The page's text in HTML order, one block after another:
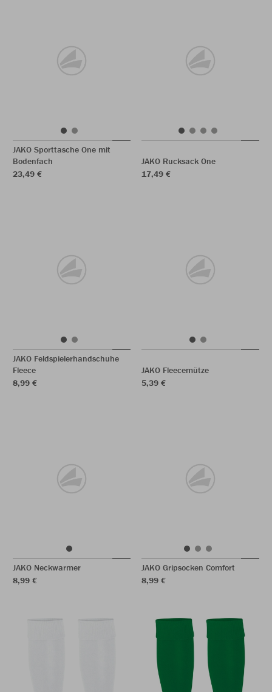
JAKO Sporttasche One mit
Bodenfach
23,49 €
JAKO Rucksack One
17,49 €
JAKO Feldspielerhandschuhe
Fleece
8,99 €
JAKO Fleecemütze
5,39 €
JAKO Neckwarmer
8,99 €
JAKO Gripsocken Comfort
8,99 €